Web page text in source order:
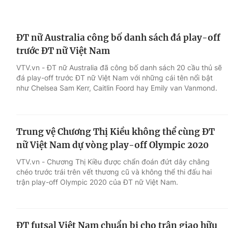
ĐT nữ Australia công bố danh sách đá play-off
trước ĐT nữ Việt Nam
VTV.vn - ĐT nữ Australia đã công bố danh sách 20 cầu thủ sẽ
đá play-off trước ĐT nữ Việt Nam với những cái tên nổi bật
như Chelsea Sam Kerr, Caitlin Foord hay Emily van Vanmond.
Trung vệ Chương Thị Kiều không thể cùng ĐT
nữ Việt Nam dự vòng play-off Olympic 2020
VTV.vn - Chương Thị Kiều được chẩn đoán đứt dây chằng
chéo trước trái trên vết thương cũ và không thể thi đấu hai
trận play-off Olympic 2020 của ĐT nữ Việt Nam.
ĐT futsal Việt Nam chuẩn bị cho trận giao hữu